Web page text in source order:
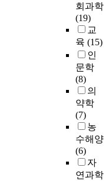
회과학
(19)
교
육 (15)
인
문학
(8)
의
약학
(7)
농
수해양
(6)
자
연과학